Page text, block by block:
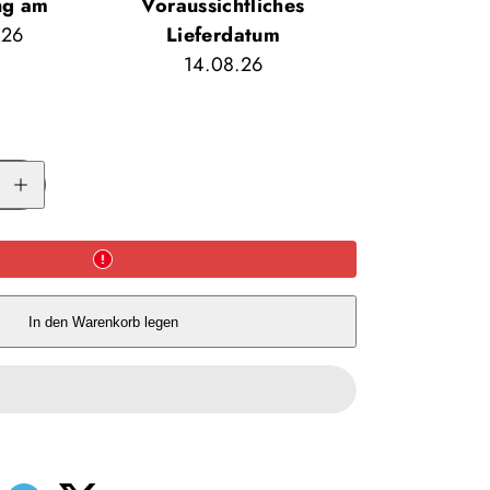
Lieferdatum
14.08.26
für
REAL
Crunchy
In den Warenkorb legen